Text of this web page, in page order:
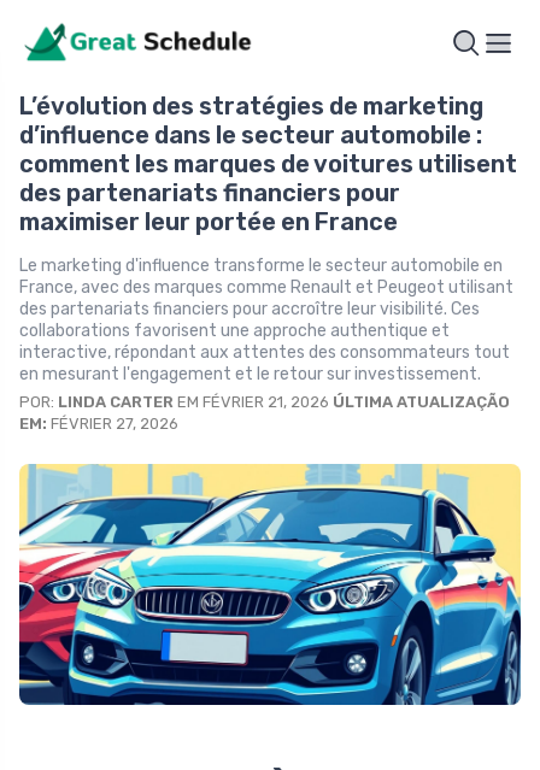
L’évolution des stratégies de marketing
d’influence dans le secteur automobile :
comment les marques de voitures utilisent
des partenariats financiers pour
maximiser leur portée en France
Le marketing d'influence transforme le secteur automobile en
France, avec des marques comme Renault et Peugeot utilisant
des partenariats financiers pour accroître leur visibilité. Ces
collaborations favorisent une approche authentique et
interactive, répondant aux attentes des consommateurs tout
en mesurant l'engagement et le retour sur investissement.
POR: LINDA CARTER EM FÉVRIER 21, 2026 ÚLTIMA ATUALIZAÇÃO
EM: FÉVRIER 27, 2026